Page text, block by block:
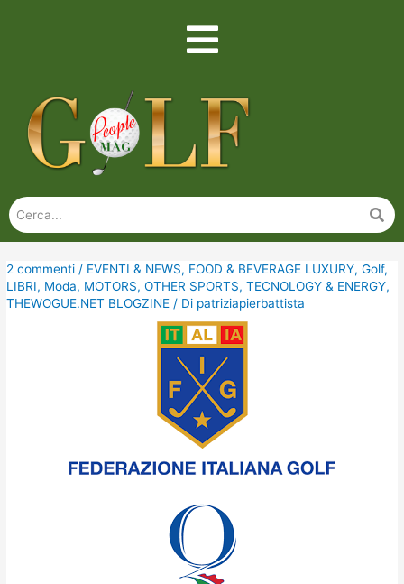
2 commenti / EVENTI & NEWS, FOOD & BEVERAGE LUXURY,Golf,
LIBRI, Moda, MOTORS,OTHER SPORTS,TECNOLOGY & ENERGY,
THEWOGUE.NET BLOGZINE / Di patriziapierbattista